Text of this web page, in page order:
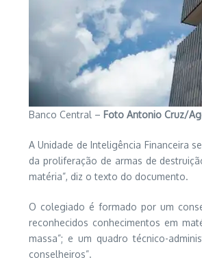
Banco Central – Foto Antonio Cruz/
A Unidade de Inteligência Financeira
da proliferação de armas de
matéria”, diz o texto do documento.
O colegiado é formado por um
reconhecidos conhecimentos em
massa”; e um quadro técnico-
conselheiros”.